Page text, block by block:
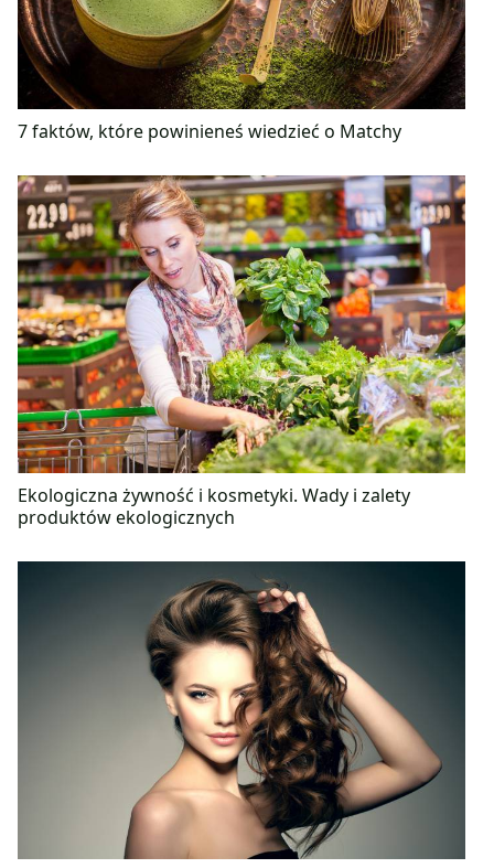
7 faktów, które powinieneś wiedzieć o Matchy
Ekologiczna żywność i kosmetyki. Wady i zalety
produktów ekologicznych